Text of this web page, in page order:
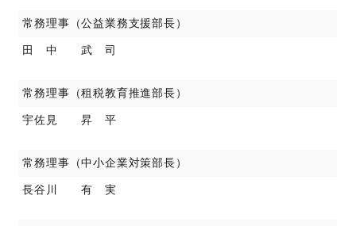
常務理事（公益業務支援部長）
田 中 武 司
常務理事（租税教育推進部長）
宇佐見 昇 平
常務理事（中小企業対策部長）
長谷川 有 実